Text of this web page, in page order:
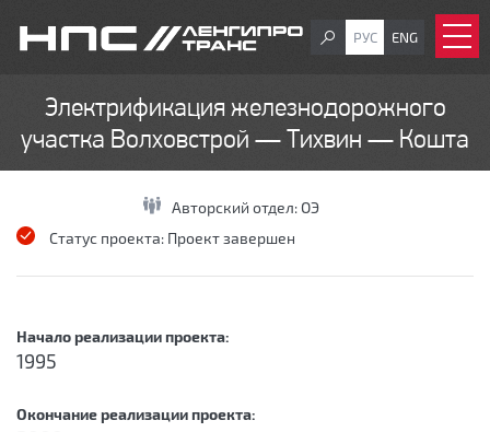
РУС ENG
Электрификация железнодорожного
участка Волховстрой — Тихвин — Кошта
Авторский отдел: ОЭ
Статус проекта: Проект завершен
Начало реализации проекта:
1995
Окончание реализации проекта: